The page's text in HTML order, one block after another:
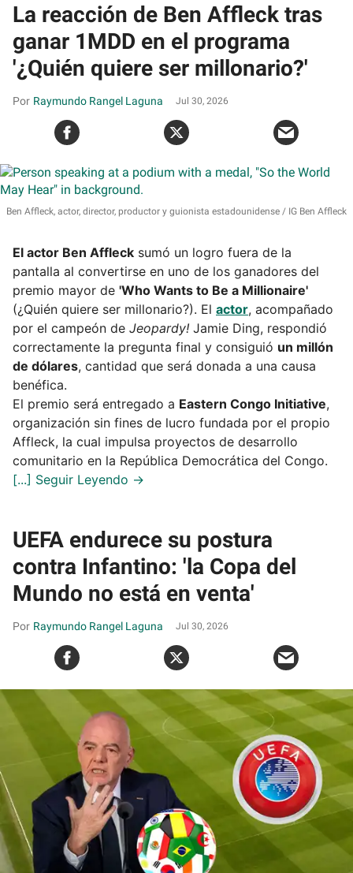
La reacción de Ben Affleck tras
ganar 1MDD en el programa
'¿Quién quiere ser millonario?'
Raymundo Rangel Laguna Jul 30, 2026
Ben Affleck, actor, director, productor y guionista estadounidense IG Ben Affleck
El actor Ben Affleck sumó un logro fuera de la
pantalla al convertirse en uno de los ganadores del
premio mayor de 'Who Wants to Be a Millionaire'
(¿Quién quiere ser millonario?). El actor, acompañado
por el campeón de Jeopardy! Jamie Ding, respondió
correctamente la pregunta final y consiguió un millón
de dólares, cantidad que será donada a una causa
benéfica.
El premio será entregado a Eastern Congo Initiative,
organización sin fines de lucro fundada por el propio
Affleck, la cual impulsa proyectos de desarrollo
comunitario en la República Democrática del Congo.
UEFA endurece su postura
contra Infantino: 'la Copa del
Mundo no está en venta'
Raymundo Rangel Laguna Jul 30, 2026